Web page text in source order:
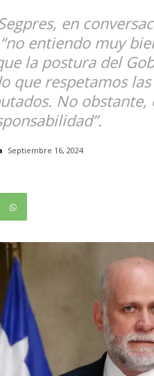
en
entiendo muy
la postura del
que respetamos
No
Septiembre 16, 2024